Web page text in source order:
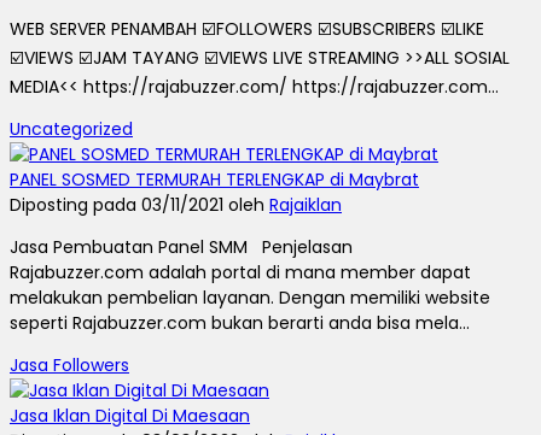
WEB SERVER PENAMBAH ☑️FOLLOWERS ☑️SUBSCRIBERS ☑️LIKE
☑️VIEWS ☑️JAM TAYANG ☑️VIEWS LIVE STREAMING >>ALL SOSIAL
MEDIA<< https://rajabuzzer.com/ https://rajabuzzer.com...
Uncategorized
PANEL SOSMED TERMURAH TERLENGKAP di Maybrat
Diposting pada 03/11/2021 oleh Rajaiklan
Jasa Pembuatan Panel SMM Penjelasan
Rajabuzzer.com adalah portal di mana member dapat
melakukan pembelian layanan. Dengan memiliki website
seperti Rajabuzzer.com bukan berarti anda bisa mela...
Jasa Followers
Jasa Iklan Digital Di Maesaan